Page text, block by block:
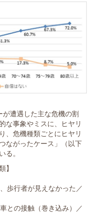
遭遇した主な危機の割
な事象やミスに、ヒヤリ
、危機種類ごとにヒヤリ
ながったケース」（以下
る。
】
歩行者が見えなかった／
との接触（巻き込み）／